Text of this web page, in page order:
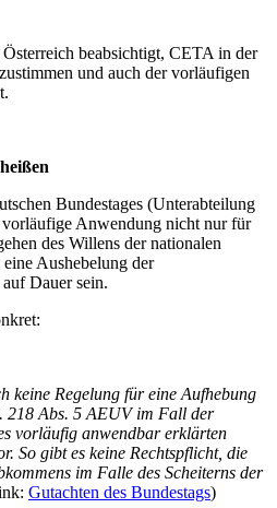
Österreich beabsichtigt, CETA in der
und auch der vorläufigen
Bundestages (Unterabteilung
vorläufige Anwendung nicht nur für
des Willens der nationalen
Aushebelung der
Dauer sein.
keine Regelung für eine Aufhebung
218 Abs. 5 AEUV im Fall der
vorläufig anwendbar erklärten
So gibt es keine Rechtspflicht, die
im Falle des Scheiterns der
Gutachten des Bundestags)